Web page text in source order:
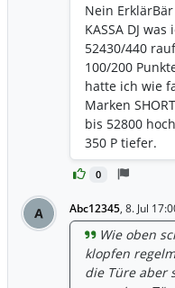
0
Nein
KASSA DJ
52430/440
100/200
hatte ich wie
Marken
bis 52800
350 P tiefer.
A Abc12345, 8. Jul
Wie oben
klopfen
die Türe aber